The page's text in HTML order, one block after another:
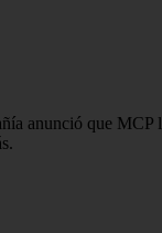
anunció que MCP